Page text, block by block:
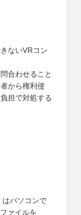
ないVRコン
合わせること
から権利侵
担で対処する
パソコンで
ァイルを